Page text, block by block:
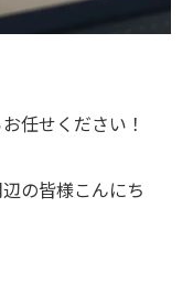
任せください！
の皆様こんにち